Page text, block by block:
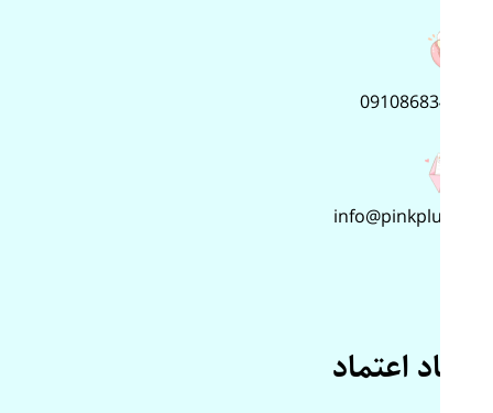
09108683499
info@pinkplus.ir
نماد اعتماد